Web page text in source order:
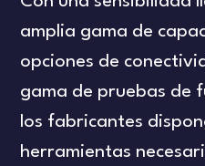
amplia gama de
opciones de
gama de pruebas de
los fabricantes
herramientas